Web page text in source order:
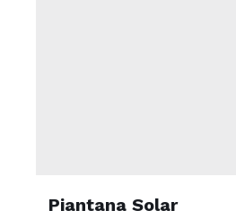
Piantana Solar